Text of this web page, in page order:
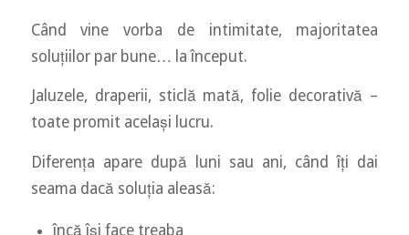
Când vine vorba de intimitate, majoritatea
soluțiilor par bune… la început.
Jaluzele, draperii, sticlă mată, folie decorativă –
toate promit același lucru.
Diferența apare după luni sau ani, când îți dai
seama dacă soluția aleasă:
încă își face treaba